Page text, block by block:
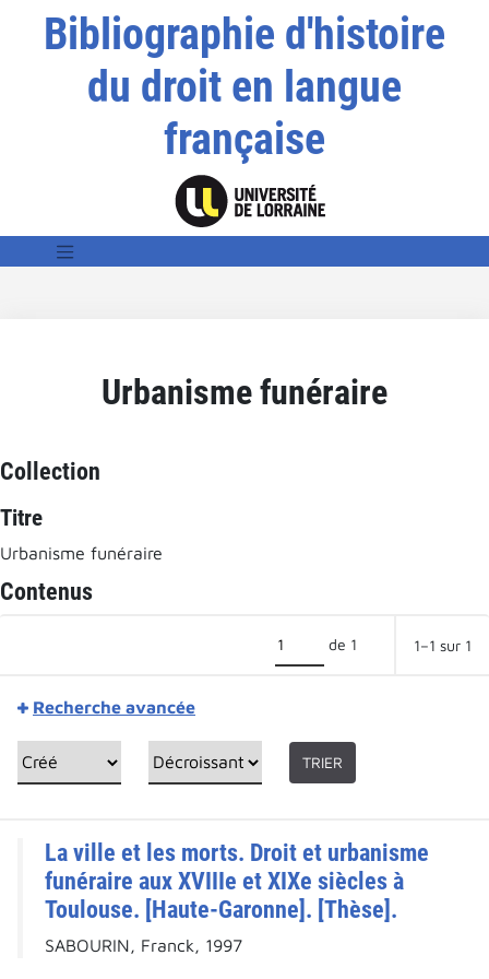
Bibliographie d'histoire
du droit en langue
française
Urbanisme funéraire
Collection
Titre
Urbanisme funéraire
Contenus
de 1 1–1 sur 1
Recherche avancée
TRIER
La ville et les morts. Droit et urbanisme
funéraire aux XVIIIe et XIXe siècles à
Toulouse. [Haute-Garonne]. [Thèse].
SABOURIN, Franck, 1997